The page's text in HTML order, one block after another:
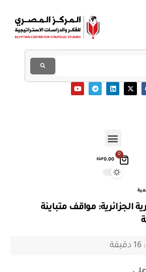
0
EGP0.00
الجزائرية: مواقف متباينة